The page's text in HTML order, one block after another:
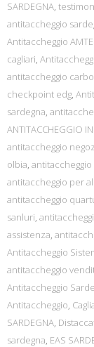
SARDEGNA,
antitaccheggio
Antitaccheggio
cagliari,
antitaccheggio
checkpoint edg,
sardegna,
ANTITACCHEGGIO
antitaccheggio
olbia,
antitaccheggio per
antitaccheggio
sanluri,
assistenza,
Antitaccheggio
antitaccheggio
Antitaccheggio
Antitaccheggio,
SARDEGNA,
sardegna, EAS